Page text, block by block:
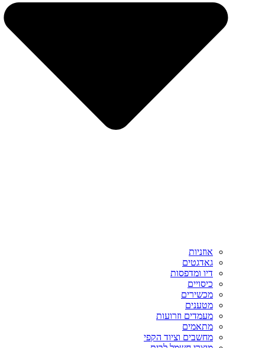
אוזניות
גאדגטים
דיו ומדפסות
כיסויים
מכשירים
מטענים
מעמדים וזרועות
מתאמים
מחשבים וציוד הקפי